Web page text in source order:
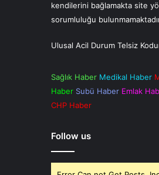
kendilerini bağlamakta site
sorumluluğu
Ulusal Acil Durum Telsiz
Sağlık Haber Medikal Haber
Haber Subü Haber Emlak
CHP Haber
Follow us